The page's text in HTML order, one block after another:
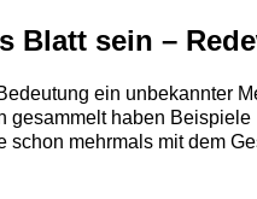
Blatt sein –
ein unbekannter
gesammelt haben
schon mehrmals mit dem